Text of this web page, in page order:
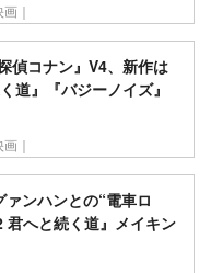
画｜
偵コナン』V4、新作は
道』『バジーノイズ』
画｜
ンハンとの“電車ロ
君へと続く道』メイキン